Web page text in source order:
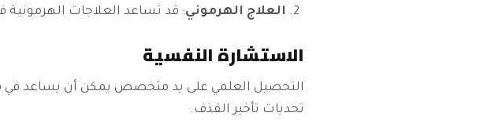
العلاج الهرموني: قد تساعد العلاجات
الاستشارة النفسية
التحصيل العلمي على يد متخصص يمكن أن يساعد في
تحديات تأخير القذف.